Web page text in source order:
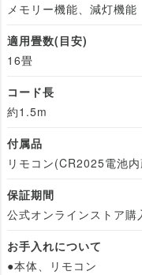
メモリー機能、減灯機能
適用畳数(目安)
16畳
コード長
約1.5m
付属品
リモコン(CR2025電池
保証期間
公式オンラインストア
お手入れについて
●本体、リモコン